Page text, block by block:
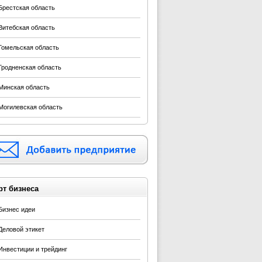
область
область
область
область
область
область
бизнеса
идеи
этикет
и трейдинг